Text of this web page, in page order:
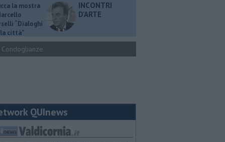
la mostra
“Dialoghi
città"
INCONTRI
D'ARTE
Condoglianze
QUInews